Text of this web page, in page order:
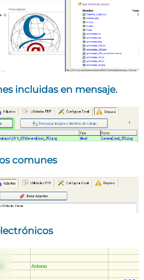
incluidas en mensaje.
comunes